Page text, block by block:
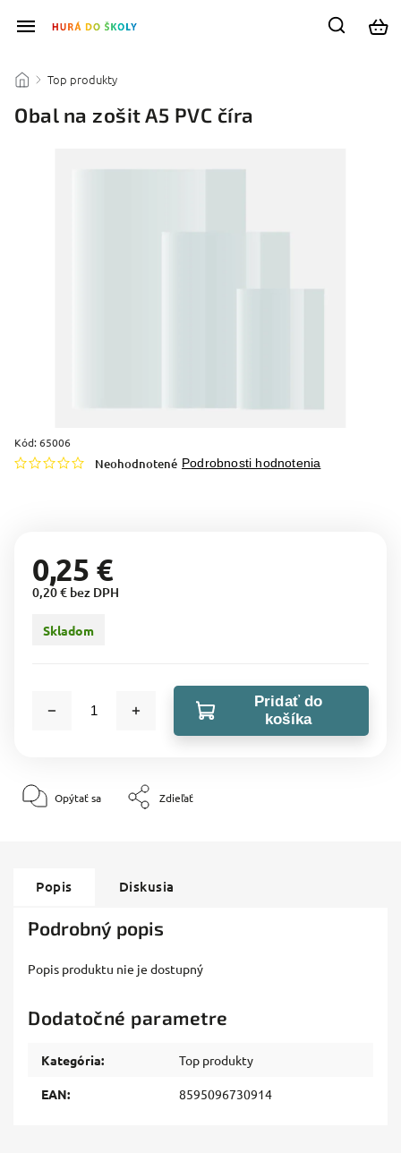
/ Top produkty
Obal na zošit A5 PVC číra
Kód:65006
Neohodnotené Podrobnosti hodnotenia
0,25 €
0,20 € bez DPH
Skladom
Pridať do
košíka
Opýtať sa Zdieľať
Popis Diskusia
Podrobný popis
Popis produktu nie je dostupný
Dodatočné parametre
Kategória: Top produkty
EAN: 8595096730914